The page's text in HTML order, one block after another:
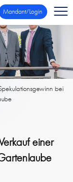
Mandant/Login
bei
einer